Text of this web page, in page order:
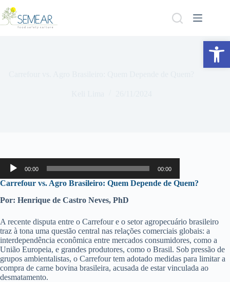
Abrir a barra de ferramentas
Tocador
áudio
00:00 00:00
Carrefour vs. Agro Brasileiro: Quem Depende de Quem?
Por: Henrique de Castro Neves, PhD
A recente disputa entre o Carrefour e o setor agropecuário brasileiro
traz à tona uma questão central nas relações comerciais globais: a
interdependência econômica entre mercados consumidores, como a
União Europeia, e grandes produtores, como o Brasil. Sob pressão de
grupos ambientalistas, o Carrefour tem adotado medidas para limitar a
compra de carne bovina brasileira, acusada de estar vinculada ao
desmatamento.